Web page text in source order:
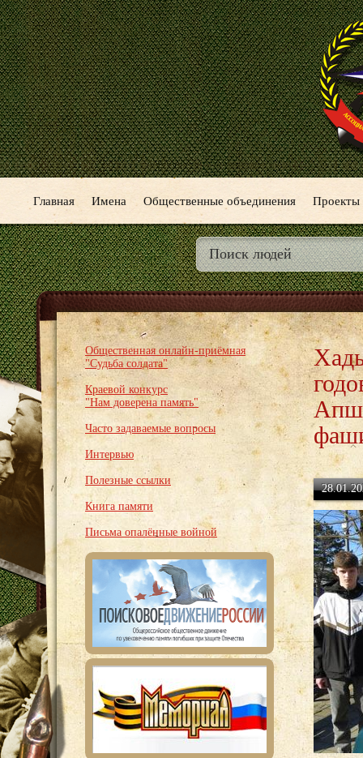
Главная Имена Общественные объединения Проекты
Общественная онлайн-приёмная
"Судьба солдата"
Краевой конкурс
"Нам доверена память"
Часто задаваемые вопросы
Интервью
Полезные ссылки
Книга памяти
Письма опалённые войной